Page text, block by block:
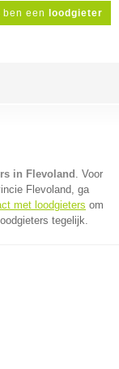
ben een loodgieter
in Flevoland . Voor
Flevoland, ga
met loodgieters om
tegelijk.